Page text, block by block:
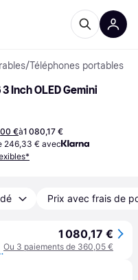
/Téléphones portables
Inch OLED Gemini
€à1 080,17 €
246,33 € avec
Prix avec frais de
Porcelaine
1 080,17 €
Ou 3 paiements de 360,05 €